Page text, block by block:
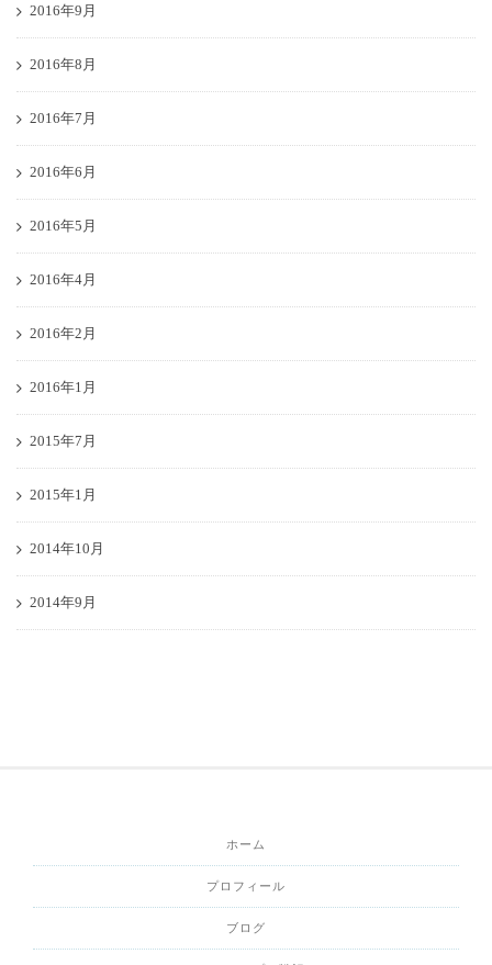
2016年9月
2016年8月
2016年7月
2016年6月
2016年5月
2016年4月
2016年2月
2016年1月
2015年7月
2015年1月
2014年10月
2014年9月
ホーム
プロフィール
ブログ